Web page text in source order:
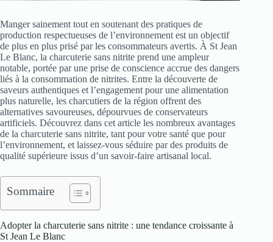
Manger sainement tout en soutenant des pratiques de
production respectueuses de l’environnement est un objectif
de plus en plus prisé par les consommateurs avertis. À St Jean
Le Blanc, la charcuterie sans nitrite prend une ampleur
notable, portée par une prise de conscience accrue des dangers
liés à la consommation de nitrites. Entre la découverte de
saveurs authentiques et l’engagement pour une alimentation
plus naturelle, les charcutiers de la région offrent des
alternatives savoureuses, dépourvues de conservateurs
artificiels. Découvrez dans cet article les nombreux avantages
de la charcuterie sans nitrite, tant pour votre santé que pour
l’environnement, et laissez-vous séduire par des produits de
qualité supérieure issus d’un savoir-faire artisanal local.
Sommaire
Adopter la charcuterie sans nitrite : une tendance croissante à
St Jean Le Blanc